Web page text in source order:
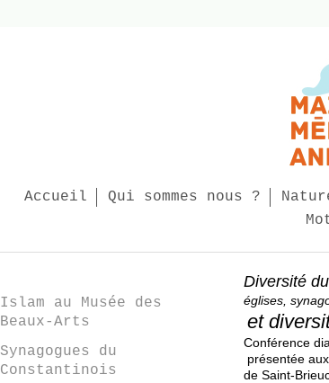
Accueil Qui sommes nous ?
Diversité
églises,
et
Conférence
présentée
de Saint-
Islam au Musée des
Beaux-Arts
Synagogues du
Constantinois